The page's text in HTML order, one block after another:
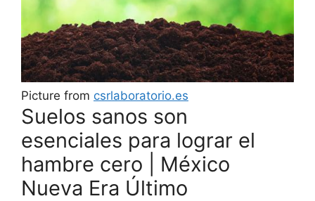
Picture from csrlaboratorio.es
Suelos sanos son
esenciales para lograr el
hambre cero | México
Nueva Era Último